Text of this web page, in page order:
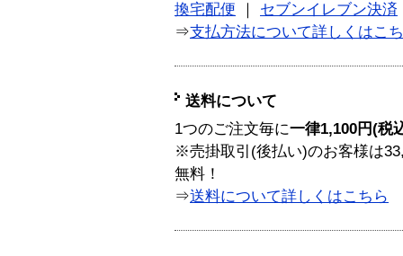
換宅配便
セブンイレブン決済
⇒支払方法について詳しくはこ
送料について
1つのご注文毎に一律1,100円(税
※売掛取引(後払い)のお客様は
無料！
⇒送料について詳しくはこちら